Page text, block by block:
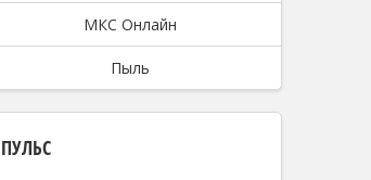
МКС Онлайн
Пыль
ПУЛЬС